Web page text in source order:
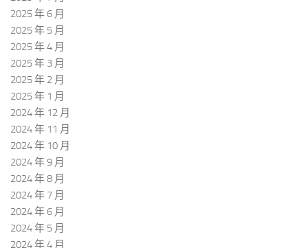
2025 年 6 月
2025 年 5 月
2025 年 4 月
2025 年 3 月
2025 年 2 月
2025 年 1 月
2024 年 12 月
2024 年 11 月
2024 年 10 月
2024 年 9 月
2024 年 8 月
2024 年 7 月
2024 年 6 月
2024 年 5 月
2024 年 4 月